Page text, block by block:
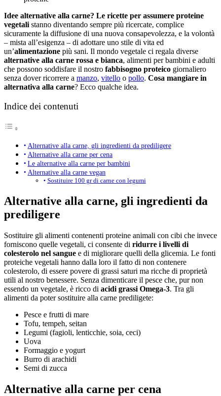
Idee alternative alla carne? Le ricette per assumere proteine
vegetali stanno diventando sempre più ricercate, complice
sicuramente la diffusione di una nuova consapevolezza, e la volontà
– mista all’esigenza – di adottare uno stile di vita ed
un’alimentazione più sani. Il mondo vegetale ci regala diverse
alternative alla carne rossa e bianca, alimenti per bambini e adulti
che possono soddisfare il nostro fabbisogno proteico giornaliero
senza dover ricorrere a manzo, vitello o pollo. Cosa mangiare in
alternativa alla carne? Ecco qualche idea.
Indice dei contenuti
Alternative alla carne, gli ingredienti da prediligere
Alternative alla carne per cena
Le alternative alla carne per bambini
Alternative alla carne vegan
Sostituire 100 gr di carne con legumi
Alternative alla carne, gli ingredienti da
prediligere
Sostituire gli alimenti contenenti proteine ​​animali con cibi che invece
forniscono quelle ​​vegetali, ci consente di ridurre i livelli di
colesterolo nel sangue e di migliorare quelli della glicemia. Le fonti
proteiche vegetali hanno dalla loro il fatto di non contenere
colesterolo, di essere povere di grassi saturi ma ricche di proprietà
utili al nostro benessere. Senza dimenticare il pesce che, pur non
essendo un vegetale, è ricco di acidi grassi Omega-3. Tra gli
alimenti da poter sostituire alla carne prediligete:
Pesce e frutti di mare
Tofu, tempeh, seitan
Legumi (fagioli, lenticchie, soia, ceci)
Uova
Formaggio e yogurt
Burro di arachidi
Semi di zucca
Alternative alla carne per cena